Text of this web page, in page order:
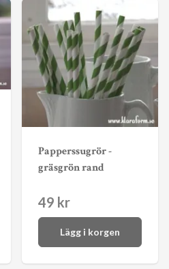
Papperssugrör -
gräsgrön rand
49 kr
Lägg i korgen